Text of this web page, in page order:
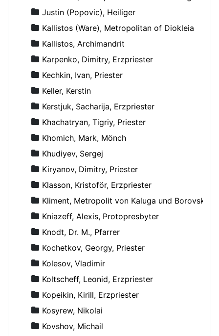
Justin (Popovic), Heiliger
Kallistos (Ware), Metropolitan of Diokleia
Kallistos, Archimandrit
Karpenko, Dimitry, Erzpriester
Kechkin, Ivan, Priester
Keller, Kerstin
Kerstjuk, Sacharija, Erzpriester
Khachatryan, Tigriy, Priester
Khomich, Mark, Mönch
Khudiyev, Sergej
Kiryanov, Dimitry, Priester
Klasson, Kristoför, Erzpriester
Kliment, Metropolit von Kaluga und Borovsk
Kniazeff, Alexis, Protopresbyter
Knodt, Dr. M., Pfarrer
Kochetkov, Georgy, Priester
Kolesov, Vladimir
Koltscheff, Leonid, Erzpriester
Kopeikin, Kirill, Erzpriester
Kosyrew, Nikolai
Kovshov, Michail